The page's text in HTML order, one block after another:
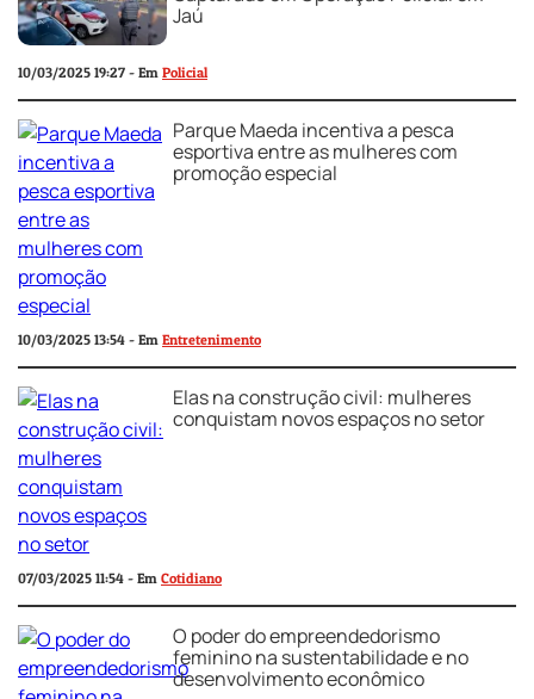
Jaú
10/03/2025 19:27 - Em Policial
Parque Maeda incentiva a pesca
esportiva entre as mulheres com
promoção especial
10/03/2025 13:54 - Em Entretenimento
Elas na construção civil: mulheres
conquistam novos espaços no setor
07/03/2025 11:54 - Em Cotidiano
O poder do empreendedorismo
feminino na sustentabilidade e no
desenvolvimento econômico